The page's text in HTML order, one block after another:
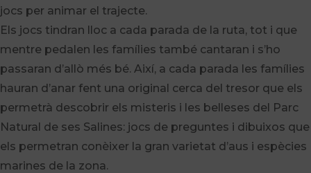
jocs per animar el trajecte.
Els jocs tindran lloc a cada parada de la ruta, tot i que
mentre pedalen les famílies també cantaran i s’ho
passaran d’allò més bé. Així, a cada parada les famílies
hauran d’anar fent una original cerca del tresor que els
permetrà descobrir els misteris i les belleses del Parc
Natural de ses Salines: jocs de preguntes i dibuixos que
els permetran conèixer la gran varietat d’aus i espècies
marines de la zona.